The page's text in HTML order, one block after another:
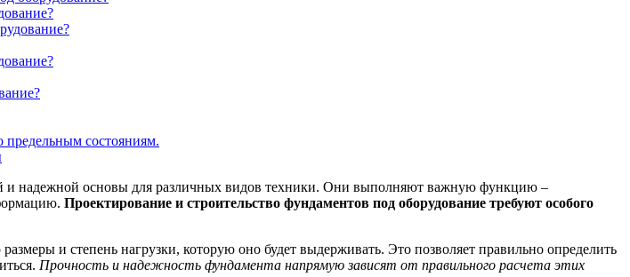
состояниям.
и надежной основы для различных видов техники. Они выполняют важную функцию –
Проектирование и строительство фундаментов под оборудование требуют особого
и степень нагрузки, которую оно будет выдерживать. Это позволяет правильно определить
Прочность и надежность фундамента напрямую зависят от правильного расчета этих